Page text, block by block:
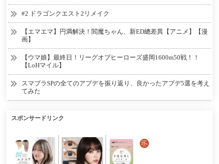
#2 ドラゴンクエスト2リメイク
【エマエマ】円満解決！閻魔ちゃん、新ED總差異【アニメ】【漫
画】
【ウマ娘】最終日！リーグオブヒーローズ盛岡1600m50戦！！
【LoHマイル】
スマブラSPの全てのアプデを振り返り、良かったアプデ5選を考え
てみた
スポンサードリンク